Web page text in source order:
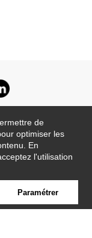
de
optimiser les
En
l'utilisation
Paramétrer